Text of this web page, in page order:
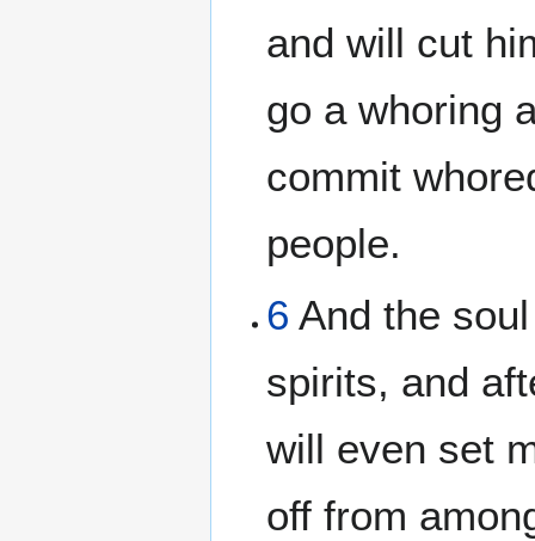
and will cut
go a whoring
commit
people.
6 And the
spirits, and
will even set
off from